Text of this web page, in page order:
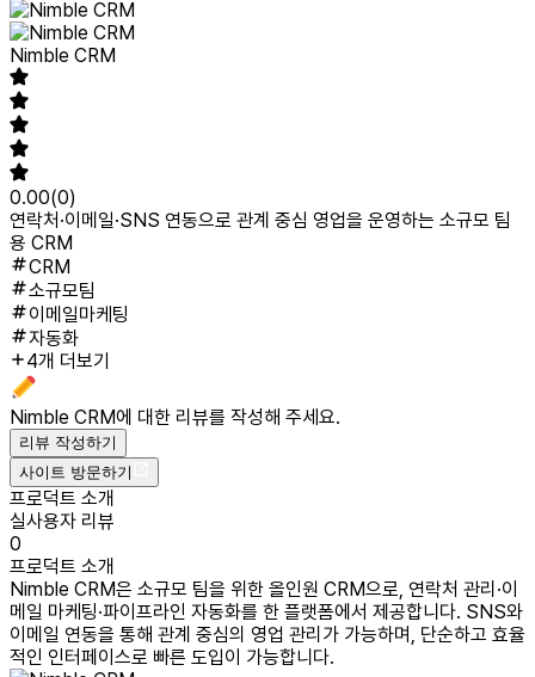
Nimble CRM
0.00(0)
연락처·이메일·SNS 연동으로 관계 중심 영업을 운영하는 소규모 팀
용 CRM
CRM
소규모팀
이메일마케팅
자동화
4개 더보기
Nimble CRM에 대한 리뷰를 작성해 주세요.
리뷰 작성하기
사이트 방문하기
프로덕트 소개
실사용자 리뷰
0
프로덕트 소개
Nimble CRM은 소규모 팀을 위한 올인원 CRM으로, 연락처 관리·이
메일 마케팅·파이프라인 자동화를 한 플랫폼에서 제공합니다. SNS와
이메일 연동을 통해 관계 중심의 영업 관리가 가능하며, 단순하고 효율
적인 인터페이스로 빠른 도입이 가능합니다.